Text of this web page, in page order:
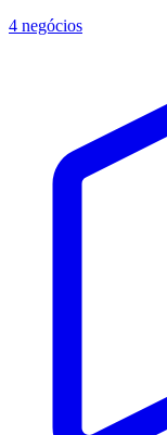
4 negócios